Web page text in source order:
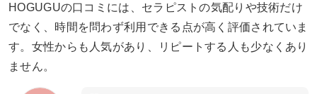
HOGUGUの口コミには、セラピストの気配りや技術だけ
でなく、時間を問わず利用できる点が高く評価されていま
す。女性からも人気があり、リピートする人も少なくあり
ません。